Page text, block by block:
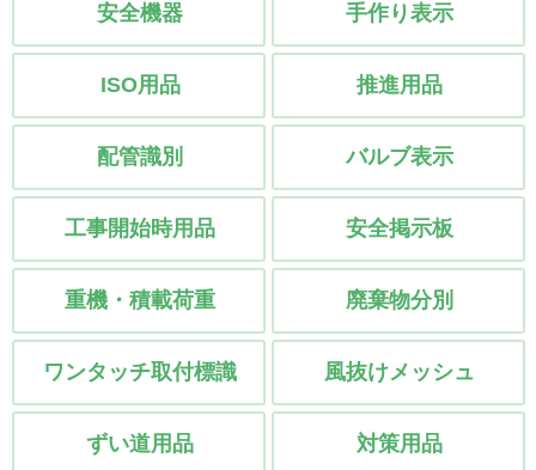
安全機器 手作り表示
ISO用品 推進用品
配管識別 バルブ表示
工事開始時用品 安全掲示板
重機・積載荷重 廃棄物分別
ワンタッチ取付標識 風抜けメッシュ
ずい道用品 対策用品